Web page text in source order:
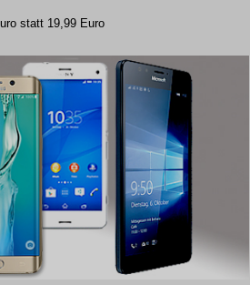
statt 19,99 Euro